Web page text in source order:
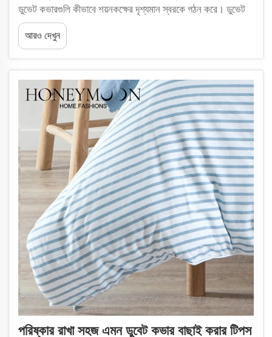
ডুভেট কভারগুলি কীভাবে শয়নকক্ষের দৃশ্যমান স্বরকে গঠন করে। ডুভেট
কভারগুলি সম্ভবত যেকোনো শয়নকক্ষের সবচেয়ে বড় টুকরো কাপড়, এবং
তারা অবিলম্বে দৃষ্টি আকর্ষণ করে, কী ধরনের মেজাজ তৈরি করবে তা নির্ধারণ
করে...
আরও দেখুন
পরিষ্কার রাখা সহজ এমন ডুবেট কভার বাছাই করার টিপস